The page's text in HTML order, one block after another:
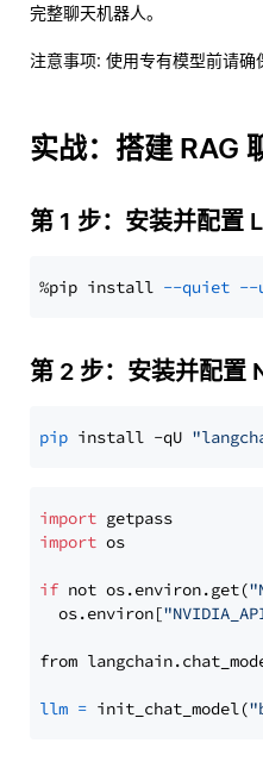
完整聊天机器人。
注意事项: 使用专有模型前请确
实战：搭建 RAG
第 1 步：安装并配置
%pip install --quiet --
第 2 步：安装并配置
pip install -qU
import
import os
if not os.environ.get(
  os.environ[
from
llm = init_chat_model(